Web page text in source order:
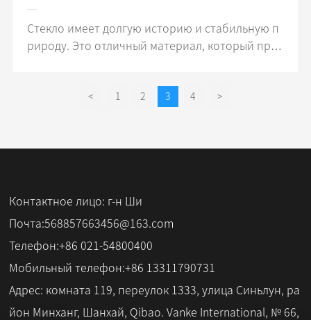
равить ремонт автомобильного стекла
Стекло имеет долгую историю и стабильную п
рироду. Это отличный материал, который про
т играть важную роль в различных оптических
ия шума. Используя различные методы обрабо
о можно отремонтировать, и какой смысл име
ет ремонт автомобильного стекла, смотрите н
может быть отремонтировано автомобильное
стекло Принцип состоит в том, чтобы использ
овать ту же смолу, что и коэффициент прелом
ления стекла (оптические свойства), используя
< 1 2 3 4 >
Контактное лицо: г-н Ши
Почта:568857663456@163.com
Телефон:+86021-54800400
Мобильный телефон:+86 13311790731
Адрес: комната 119, переулок 1333, улица Синьлун, ра
йон Минханг, Шанхай, Qibao. Vanke International, № 66,